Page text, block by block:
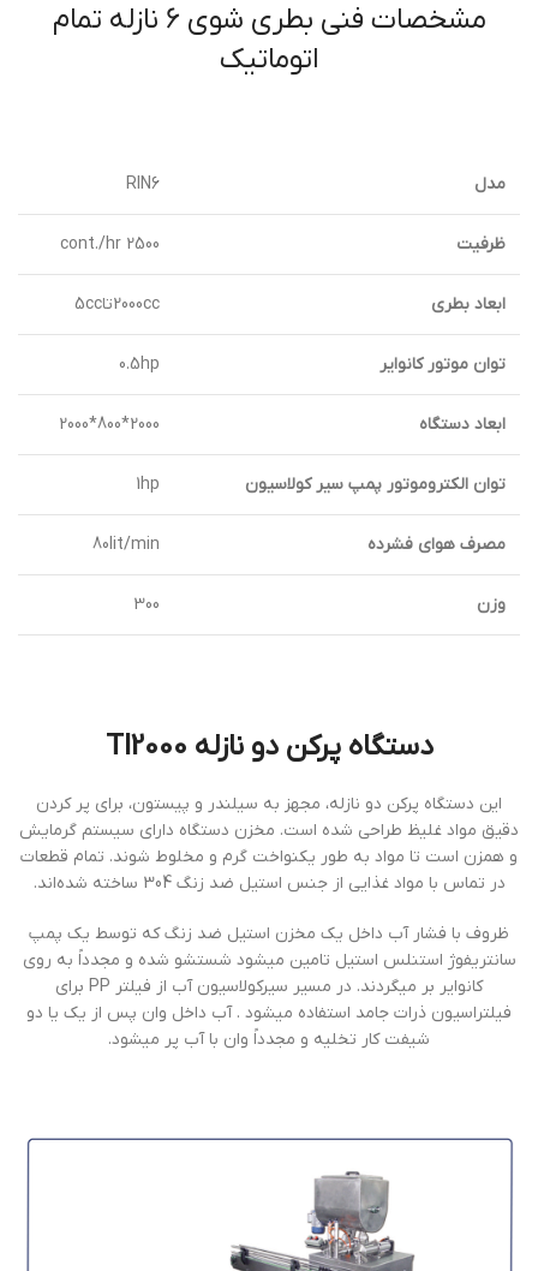
مشخصات فنی بطري شوي 6 نازله تمام
اتوماتيك
مدل RIN6
ظرفيت 2500 cont./hr
ابعاد بطري 2000ccتا5cc
توان موتور كانواير 0.5hp
ابعاد دستگاه 2000*800*2000
توان الكتروموتور پمپ سير كولاسيون 1hp
مصرف هواي فشرده 80lit/min
وزن 300
دستگاه پركن دو نازله TI2000
این دستگاه پرکن دو نازله، مجهز به سیلندر و پیستون، برای پر کردن
دقیق مواد غلیظ طراحی شده است. مخزن دستگاه دارای سیستم گرمایش
و همزن است تا مواد به طور یکنواخت گرم و مخلوط شوند. تمام قطعات
در تماس با مواد غذایی از جنس استیل ضد زنگ 304 ساخته شده‌اند.
ظروف با فشار آب داخل يك مخزن استيل ضد زنگ كه توسط يك پمپ
سانتريفوژ استنلس استيل تامين ميشود شستشو شده و مجدداً به روي
كانواير بر ميگردند. در مسير سيركولاسيون آب از فيلتر PP براي
فيلتراسيون ذرات جامد استفاده ميشود . آب داخل وان پس از يك يا دو
شيفت كار تخليه و مجدداً وان با آب پر ميشود.